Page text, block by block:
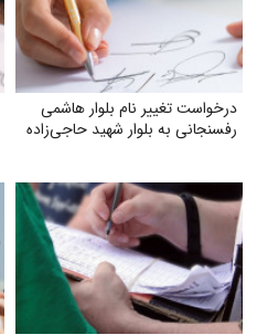
درخواست تغییر نام بلوار هاشمی
رفسنجانی به بلوار شهید حاجی‌زاده